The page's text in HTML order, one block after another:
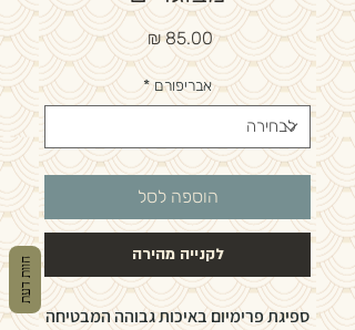
מחיר
אבריפורם *
הוספה לסל
לקנייה מהירה
ספיגת פרימיום באיכות גבוהה המבטיחה
חוות דעת